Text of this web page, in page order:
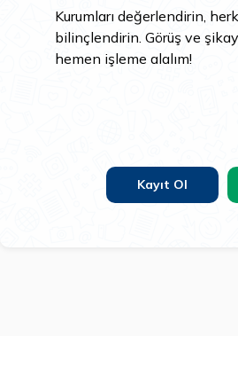
Kurumları değerlendirin,
bilinçlendirin. Görüş ve
hemen işleme alalım!
Kayıt Ol